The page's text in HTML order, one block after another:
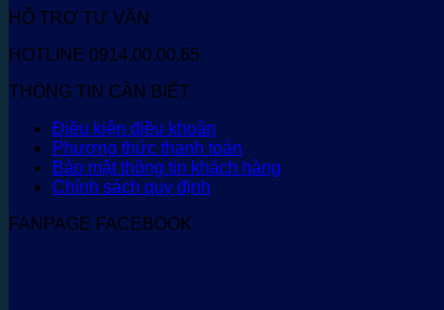
HỖ TRỢ TƯ VẤN
HOTLINE 0914.00.00.65
THÔNG TIN CẦN BIẾT
Điều kiện điều khoản
Phương thức thanh toán
Bảo mật thông tin khách hàng
Chính sách quy định
FANPAGE FACEBOOK